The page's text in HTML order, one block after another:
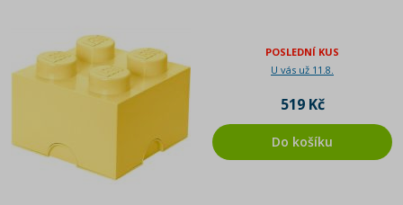
POSLEDNÍ KUS
U vás už 11.8.
519 Kč
Do košíku